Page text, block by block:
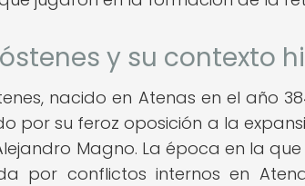
y su contexto
nacido en Atenas en el año
por su feroz oposición a la
Magno. La época en la
por conflictos internos en